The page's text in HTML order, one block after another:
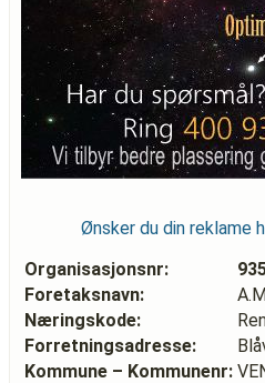
Ønsker du din reklame
Organisasjonsnr:
Foretaksnavn:
Næringskode:
Forretningsadresse:
Kommune – Kommunenr: